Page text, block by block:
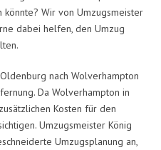
Wir von Umzugsmeister
dabei helfen, den Umzug
nach Wolverhampton
Da Wolverhampton in
Kosten für den
Umzugsmeister König
Umzugsplanung an,